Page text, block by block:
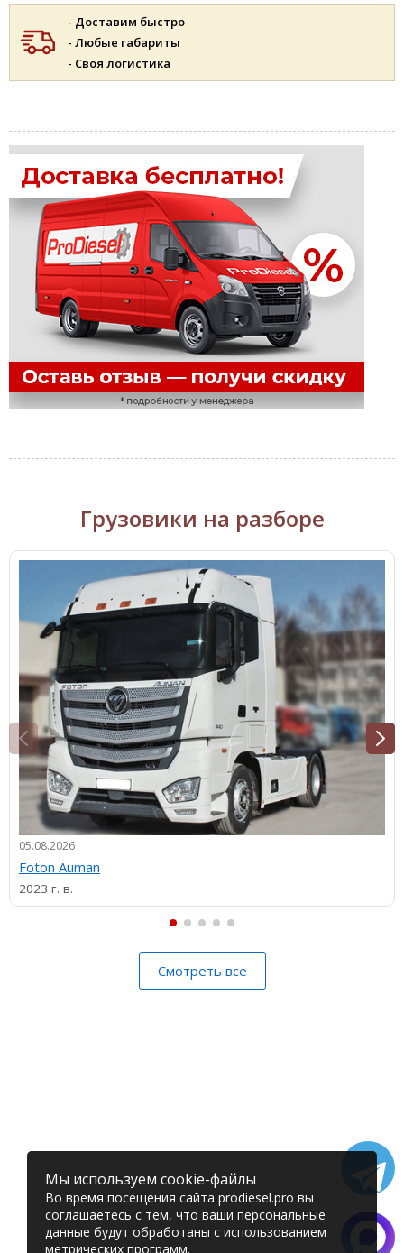
- Доставим быстро
- Любые габариты
- Своя логистика
Грузовики на разборе
05.08.2026
Foton Auman
2023 г. в.
Смотреть все
Мы используем cookie-файлы
Во время посещения сайта prodiesel.pro вы
соглашаетесь с тем, что ваши персональные
данные будут обработаны с использованием
метрических программ.